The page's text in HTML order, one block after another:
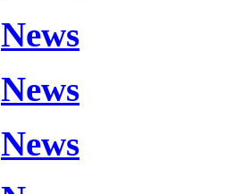
News
News
News